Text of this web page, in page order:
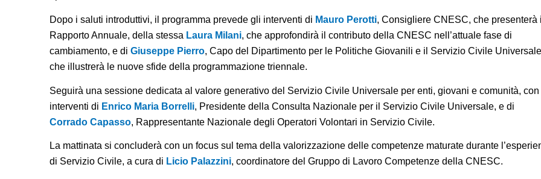
Dopo i saluti introduttivi, il programma prevede gli interventi di Mauro Perotti, Consigliere CNESC, che presenterà il
Rapporto Annuale, della stessa Laura Milani, che approfondirà il contributo della CNESC nell’attuale fase di
cambiamento, e di Giuseppe Pierro, Capo del Dipartimento per le Politiche Giovanili e il Servizio Civile
che illustrerà le nuove sfide della programmazione triennale.
Seguirà una sessione dedicata al valore generativo del Servizio Civile Universale per enti, giovani e comunità, con
interventi di Enrico Maria Borrelli, Presidente della Consulta Nazionale per il Servizio Civile Universale, e di
Corrado Capasso, Rappresentante Nazionale degli Operatori Volontari in Servizio Civile.
La mattinata si concluderà con un focus sul tema della valorizzazione delle competenze maturate durante
di Servizio Civile, a cura di Licio Palazzini, coordinatore del Gruppo di Lavoro Competenze della CNESC.